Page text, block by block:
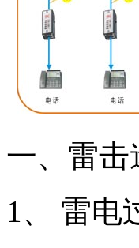
一、雷击
1、 雷电